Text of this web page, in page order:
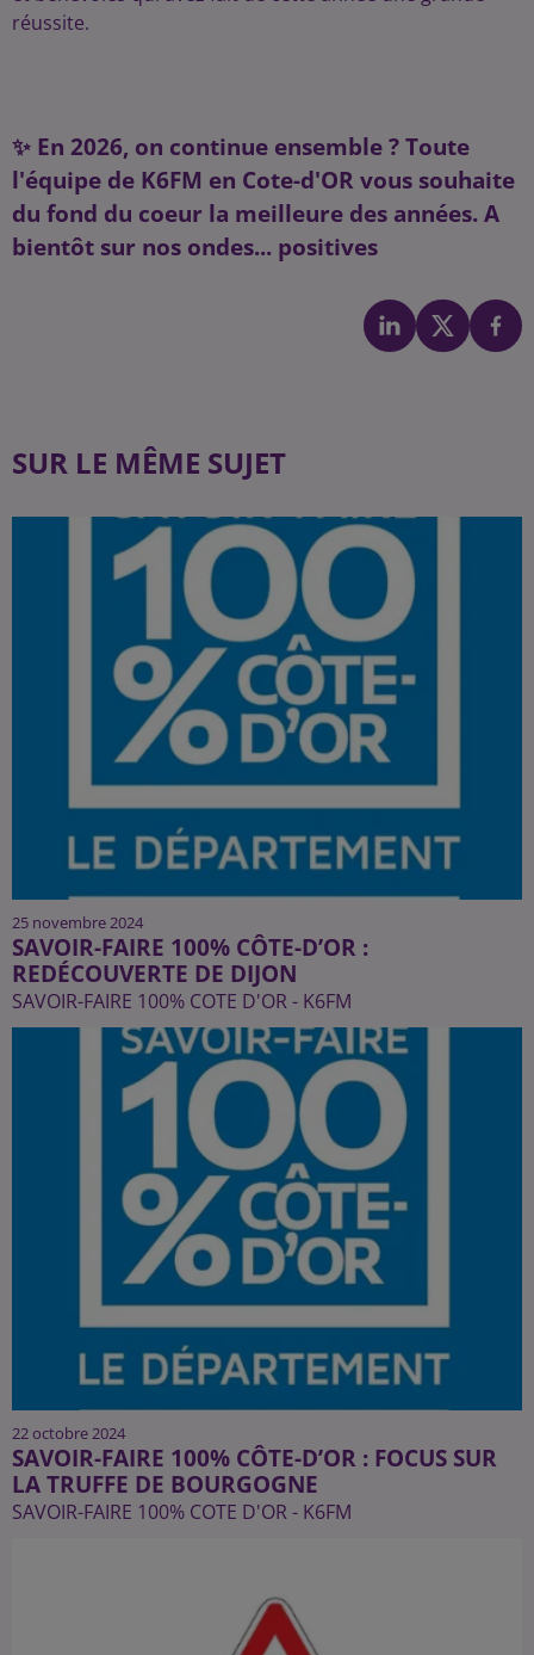
réussite.
✨ En 2026, on continue ensemble ? Toute
l'équipe de K6FM en Cote-d'OR vous souhaite
du fond du coeur la meilleure des années. A
bientôt sur nos ondes... positives
SUR LE MÊME SUJET
25 novembre 2024
SAVOIR-FAIRE 100% CÔTE-D’OR :
REDÉCOUVERTE DE DIJON
SAVOIR-FAIRE 100% COTE D'OR - K6FM
22 octobre 2024
SAVOIR-FAIRE 100% CÔTE-D’OR : FOCUS SUR
LA TRUFFE DE BOURGOGNE
SAVOIR-FAIRE 100% COTE D'OR - K6FM